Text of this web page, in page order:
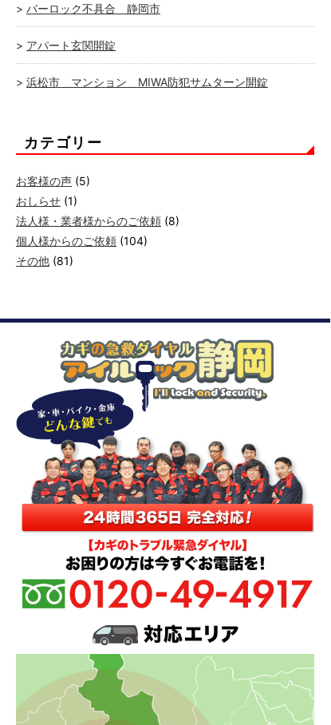
バーロック不具合 静岡市
アパート玄関開錠
浜松市 マンション MIWA防犯サムターン開錠
カテゴリー
お客様の声 (5)
おしらせ (1)
法人様・業者様からのご依頼 (8)
個人様からのご依頼 (104)
その他 (81)